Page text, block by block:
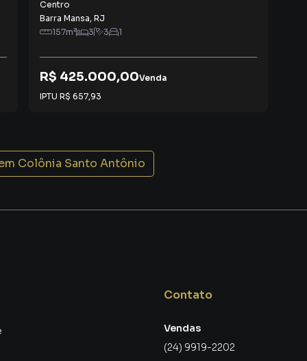
e convivência
e fácil manutenção
Centro
Barra Mansa, RJ
157m² 3 3 1
R$ 425.000,00Venda
IPTU R$ 657,93
Colônia Santo Antônio
Contato
Vendas
(24) 9919-2202